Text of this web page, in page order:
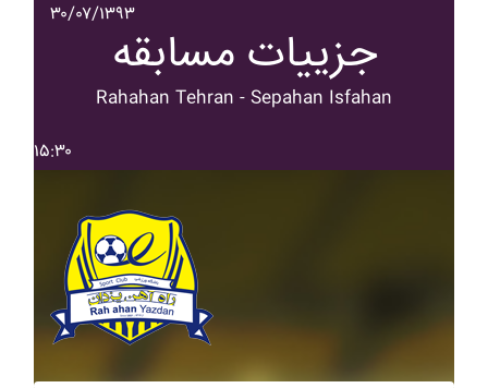
۳۰/۰۷/۱۳۹۳
جزییات مسابقه
Rahahan Tehran - Sepahan Isfahan
۱۵:۳۰